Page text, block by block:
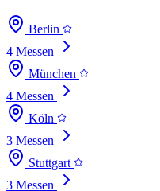
Berlin
4 Messen
München
4 Messen
Köln
3 Messen
Stuttgart
3 Messen